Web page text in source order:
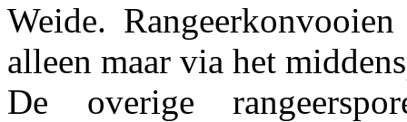
Weide.
alleen maar via het
De overige